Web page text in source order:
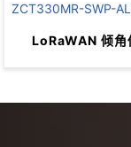
ZCT330MR-SWP-
LoRaWAN 倾角
全部采用工业器件，